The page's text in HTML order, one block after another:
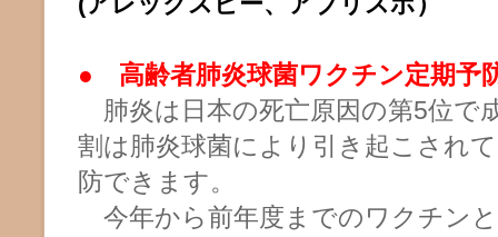
● 高齢者肺炎球菌ワクチン定期予
肺炎は日本の死亡原因の第5位で
割は肺炎球菌により引き起こされ
防できます。
今年から前年度までのワクチン